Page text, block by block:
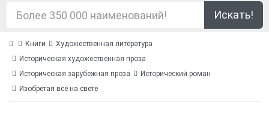
Искать!
Книги
Художественная литература
Историческая художественная проза
Историческая зарубежная проза
Исторический роман
Изобретая все на свете